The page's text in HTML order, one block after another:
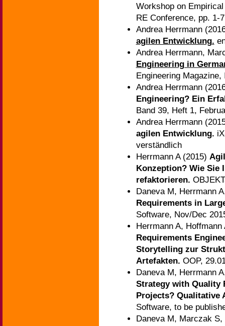
Workshop on
RE Conference, pp. 1-
Andrea Herrmann
agilen Entwicklung.
Andrea Herrmann,
Engineering in
Engineering Magazine,
Andrea Herrmann
Engineering? Ein
Band 39, Heft 1,
Andrea Herrmann
agilen Entwicklung.
verständlich
Herrmann A (2015)
Konzeption? Wie Sie
refaktorieren.
Daneva M, Herrmann
Requirements in
Software, Nov/Dec
Herrmann A,
Requirements
Storytelling zur
Artefakten. OOP,
Daneva M, Herrmann
Strategy with Quality
Projects? Qualitative
Software, to be
Daneva M, Marczak